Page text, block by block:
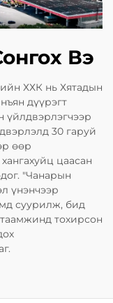
Вэ
ХХК нь Хятадын
дүүрэгт
үйлдвэрлэгчээр
30 гаруй
өөр
цаасан
"Чанарын
үнэнчээр
суурилж, бид
тохирсон